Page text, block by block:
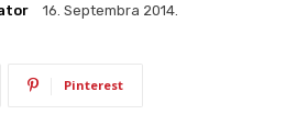
16. Septembra 2014.
Pinterest